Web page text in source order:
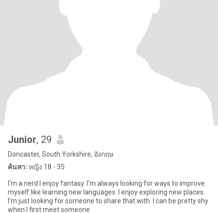
Junior, 29
Doncaster, South Yorkshire, อังกฤษ
ค้นหา: หญิง 18 - 35
I'm a nerd I enjoy fantasy. I'm always looking for ways to improve
myself like learning new languages. I enjoy exploring new places.
I'm just looking for someone to share that with. I can be pretty shy
when I first meet someone